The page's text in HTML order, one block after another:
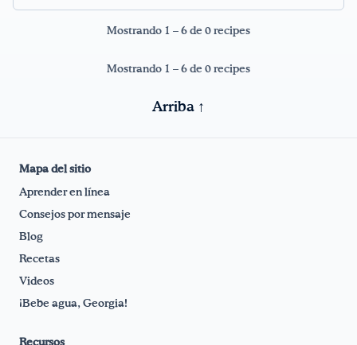
¡Bebe agua, Georgia!Mostrando 1 – 6 de 0 recipes
Mostrando 1 – 6 de 0 recipes
Arriba ↑
Mapa del sitio
Aprender en línea
Consejos por mensaje
Blog
Recetas
Videos
¡Bebe agua, Georgia!